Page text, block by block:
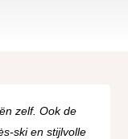
zelf. Ook de
ski en stijlvolle